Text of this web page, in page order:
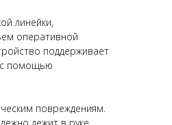
линейки,
оперативной
поддерживает
с помощью
повреждениям.
лежит в руке.